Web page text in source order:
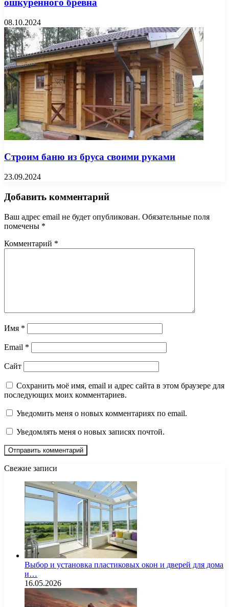
ошкуренного бревна
08.10.2024
Строим баню из бруса своими руками
23.09.2024
Добавить комментарий
Ваш адрес email не будет опубликован. Обязательные поля
помечены *
Комментарий *
Имя *
Email *
Сайт
Сохранить моё имя, email и адрес сайта в этом браузере для
последующих моих комментариев.
Уведомить меня о новых комментариях по email.
Уведомлять меня о новых записях почтой.
Свежие записи
Выбор и установка пластиковых окон и дверей для дома
и…
16.05.2026